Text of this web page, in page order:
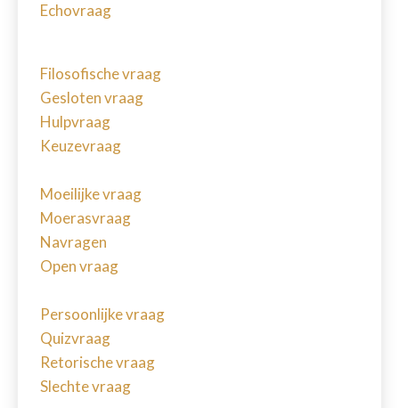
Echovraag
Filosofische vraag
Gesloten vraag
Hulpvraag
Keuzevraag
Moeilijke vraag
Moerasvraag
Navragen
Open vraag
Persoonlijke vraag
Quizvraag
Retorische vraag
Slechte vraag